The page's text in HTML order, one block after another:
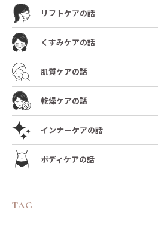
リフトケアの話
くすみケアの話
肌質ケアの話
乾燥ケアの話
インナーケアの話
ボディケアの話
TAG